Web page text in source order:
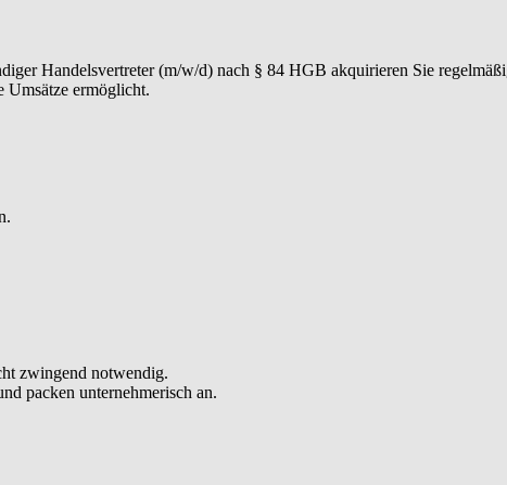
Handelsvertreter (m/w/d) nach § 84 HGB akquirieren Sie
Umsätze ermöglicht.
durch einen professionellen Vermittlungsprozess führen. Von der
hohe Kundenzufriedenheit, Wiederempfehlungen und erfolgreiche
Markt, erkennen Chancen frühzeitig und entwickeln eigene
Netzwerk und etablieren ein persönliches Partnernetzwerk aus
langfristig trägt.
Immobilienbewertungssoftware sowie weiteren digitalen Makler-
und Ressourcen professionell und treffen fundierte finanzielle
zwingend notwendig.
packen unternehmerisch an.